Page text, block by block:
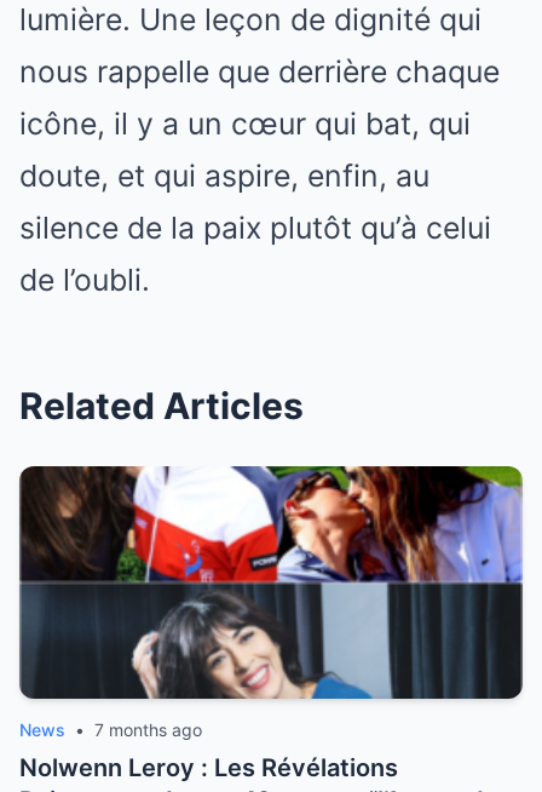
lumière. Une leçon de dignité qui
nous rappelle que derrière chaque
icône, il y a un cœur qui bat, qui
doute, et qui aspire, enfin, au
silence de la paix plutôt qu’à celui
de l’oubli.
Related Articles
News • 7 months ago
Nolwenn Leroy : Les Révélations